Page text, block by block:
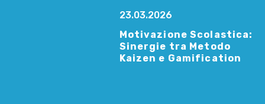
23.03.2026
Motivazione Scolastica:
Sinergie tra Metodo
Kaizen e Gamification